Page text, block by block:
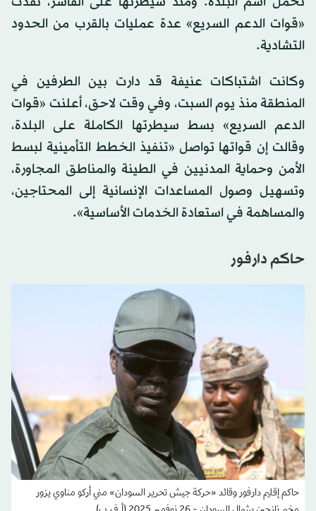
«قوات الدعم السريع» عدة عمليات بالقرب من الحدود
التشادية.
وكانت اشتباكات عنيفة قد دارت بين الطرفين في
المنطقة منذ يوم السبت، وفي وقت لاحق، أعلنت «قوات
الدعم السريع» بسط سيطرتها الكاملة على البلدة،
وقالت إن قواتها تواصل «تنفيذ الخطط التأمينية لبسط
الأمن وحماية المدنيين في الطينة والمناطق المجاورة،
وتسهيل وصول المساعدات الإنسانية إلى المحتاجين،
والمساهمة في استعادة الخدمات الأساسية».
حاكم دارفور
حاكم إقليم دارفور وقائد «حركة جيش تحرير السودان» مني أركو مناوي يزور